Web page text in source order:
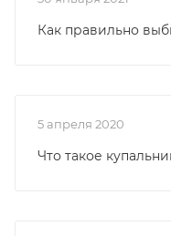
Как правильно
5 апреля 2020
Что такое